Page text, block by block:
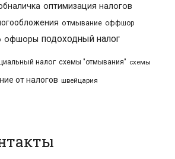
оптимизация налогов
отмывание оффшор
офшоры подоходный налог
налог схемы "отмывания" схемы
от налогов швейцария